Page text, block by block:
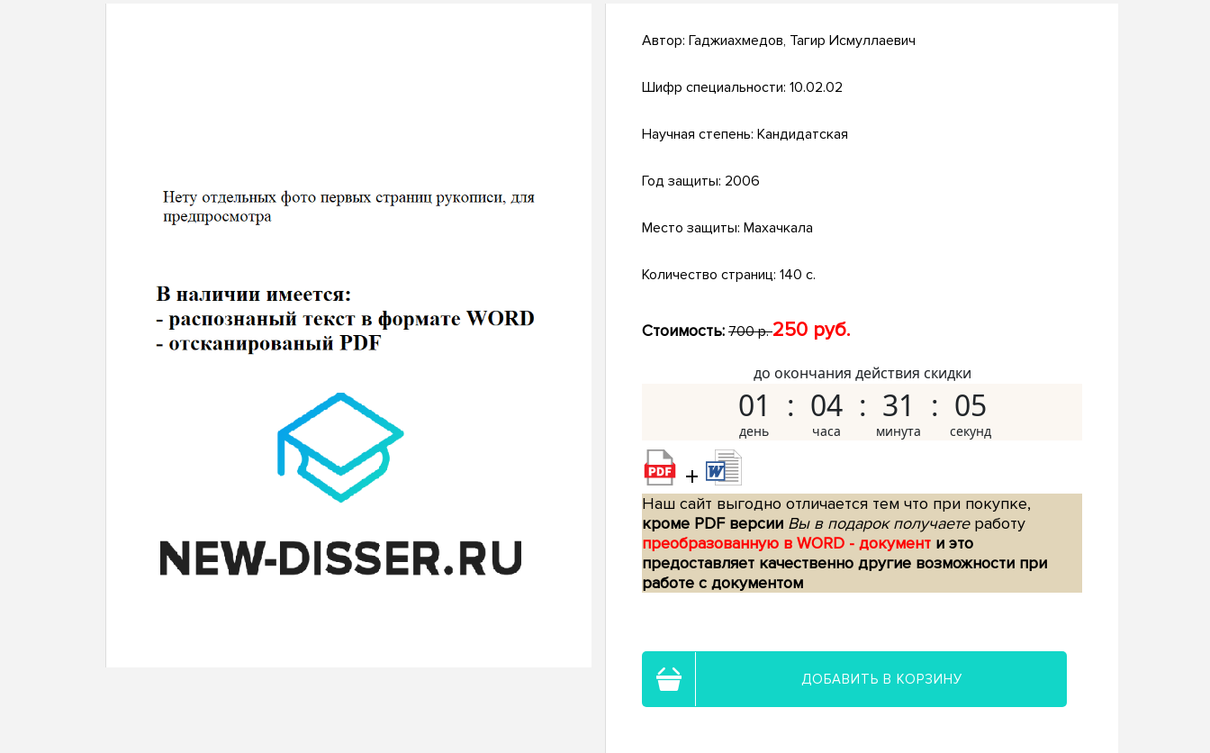
Автор: Гаджиахмедов, Тагир Исмуллаевич
Шифр специальности: 10.02.02
Научная степень: Кандидатская
Год защиты: 2006
Место защиты: Махачкала
Количество страниц: 140 с.
Стоимость: 700 р.250 руб.
до окончания действия скидки
01 04 31 04
+
Наш сайт выгодно отличается тем что при покупке,
кроме PDF версии Вы в подарок получаетеработу
преобразованную в WORD - документ и это
предоставляет качественно другие возможности при
работе с документом
ДОБАВИТЬ В КОРЗИНУ